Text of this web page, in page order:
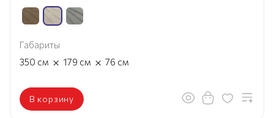
Габариты
350 см × 179 см × 76 см
В корзину